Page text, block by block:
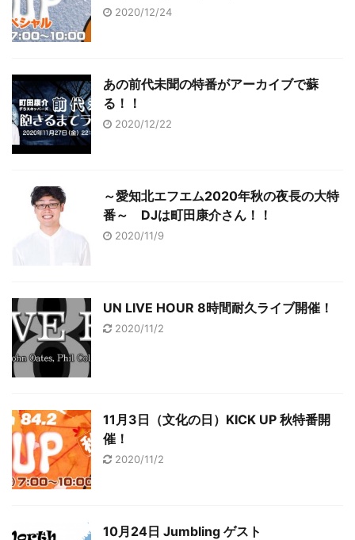
2020/12/24
あの前代未聞の特番がアーカイブで蘇
る！！
2020/12/22
～愛知北エフエム2020年秋の夜長の大特
番～ DJは町田康介さん！！
2020/11/9
UN LIVE HOUR 8時間耐久ライブ開催！
2020/11/2
11月3日（文化の日）KICK UP 秋特番開
催！
2020/11/2
10月24日 Jumbling ゲスト